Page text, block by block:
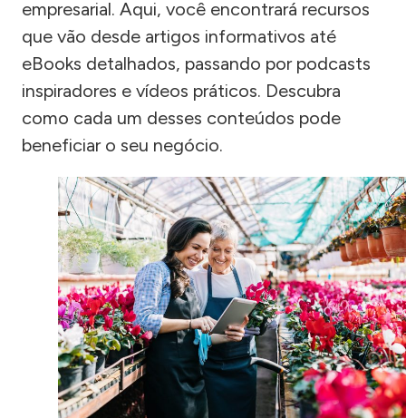
empresarial. Aqui, você encontrará recursos
que vão desde artigos informativos até
eBooks detalhados, passando por podcasts
inspiradores e vídeos práticos. Descubra
como cada um desses conteúdos pode
beneficiar o seu negócio.